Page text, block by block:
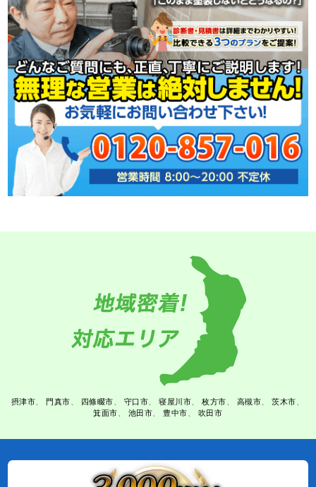
摂津市 門真市 四條畷市 守口市 寝屋川市 枚方市 高槻市
茨木市
箕面市
池田市 豊中市 吹田市